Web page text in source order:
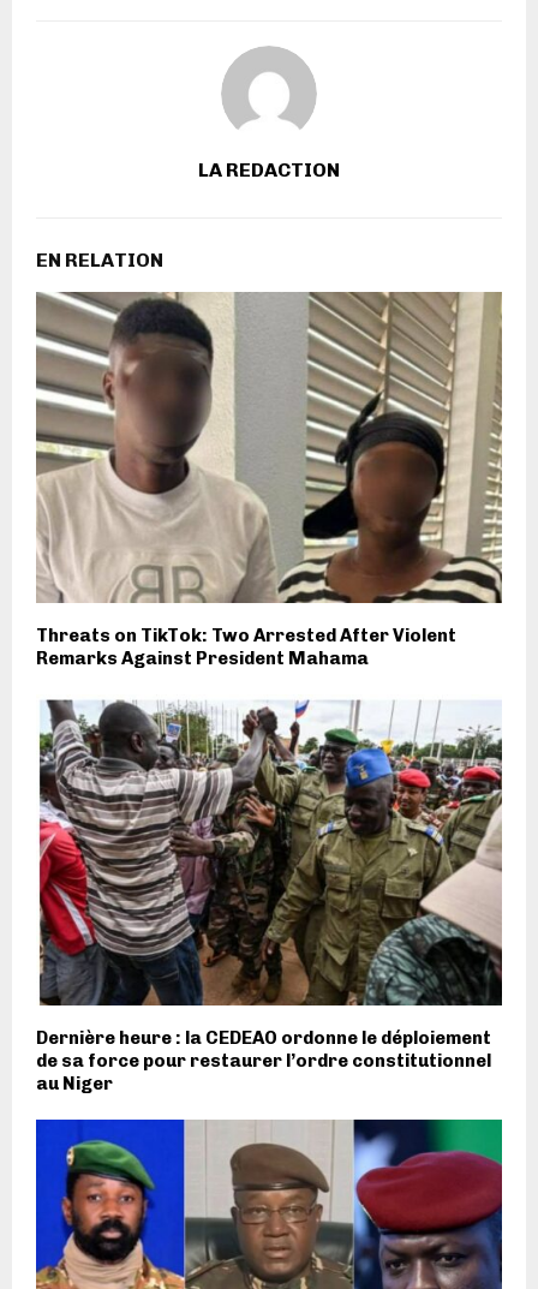
LA REDACTION
EN RELATION
Threats on TikTok: Two Arrested After Violent
Remarks Against President Mahama
Dernière heure : la CEDEAO ordonne le déploiement
de sa force pour restaurer l’ordre constitutionnel
au Niger